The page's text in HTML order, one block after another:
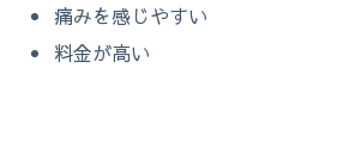
痛みを感じやすい
料金が高い